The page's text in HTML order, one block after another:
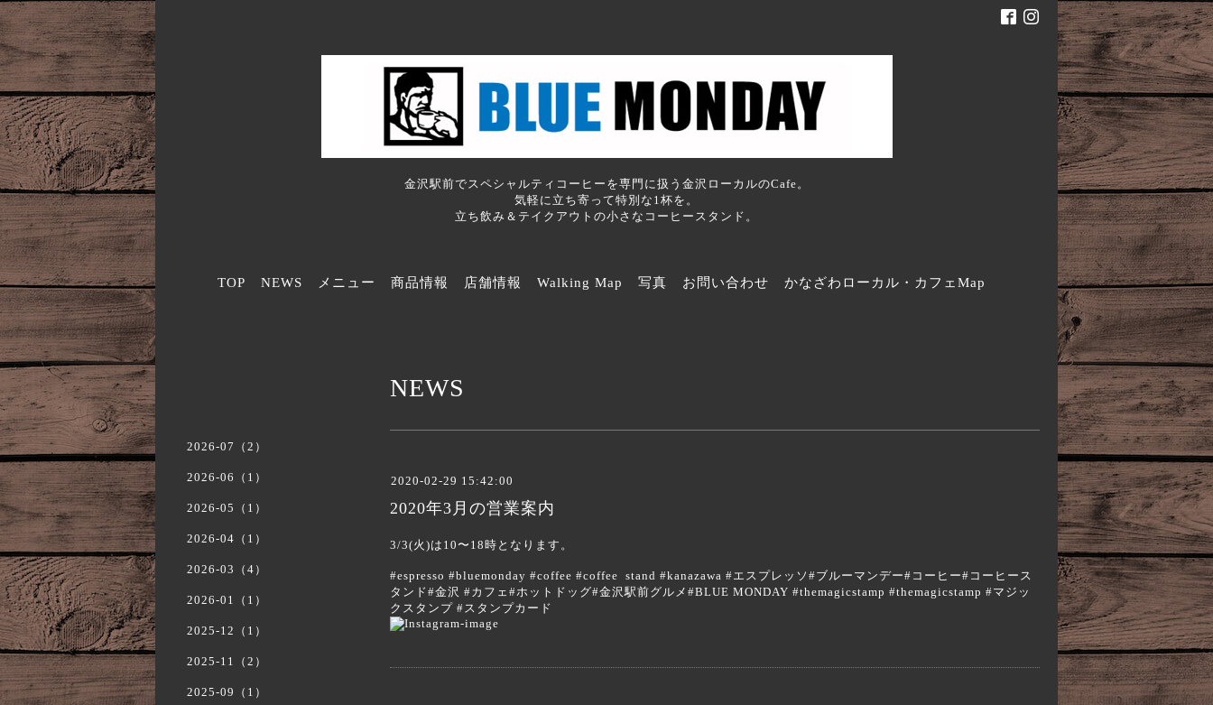
金沢駅前でスペシャルティコーヒーを専門に扱う金沢ローカルのCafe。
気軽に立ち寄って特別な1杯を。
立ち飲み＆テイクアウトの小さなコーヒースタンド。
TOP NEWS メニュー 商品情報 店舗情報 Walking Map 写真 お問い合わせ かなざわローカル・カフェMap
NEWS
2020-02-29 15:42:00
2020年3月の営業案内
3/3(火)は10〜18時となります。
#espresso #bluemonday #coffee #coffee stand #kanazawa #エスプレッソ#ブルーマンデー#コーヒー#コーヒース
タンド#金沢 #カフェ#ホットドッグ#金沢駅前グルメ#BLUE MONDAY #themagicstamp #themagicstamp #マジッ
クスタンプ #スタンプカード
2026-07（2）
2026-06（1）
2026-05（1）
2026-04（1）
2026-03（4）
2026-01（1）
2025-12（1）
2025-11（2）
2025-09（1）